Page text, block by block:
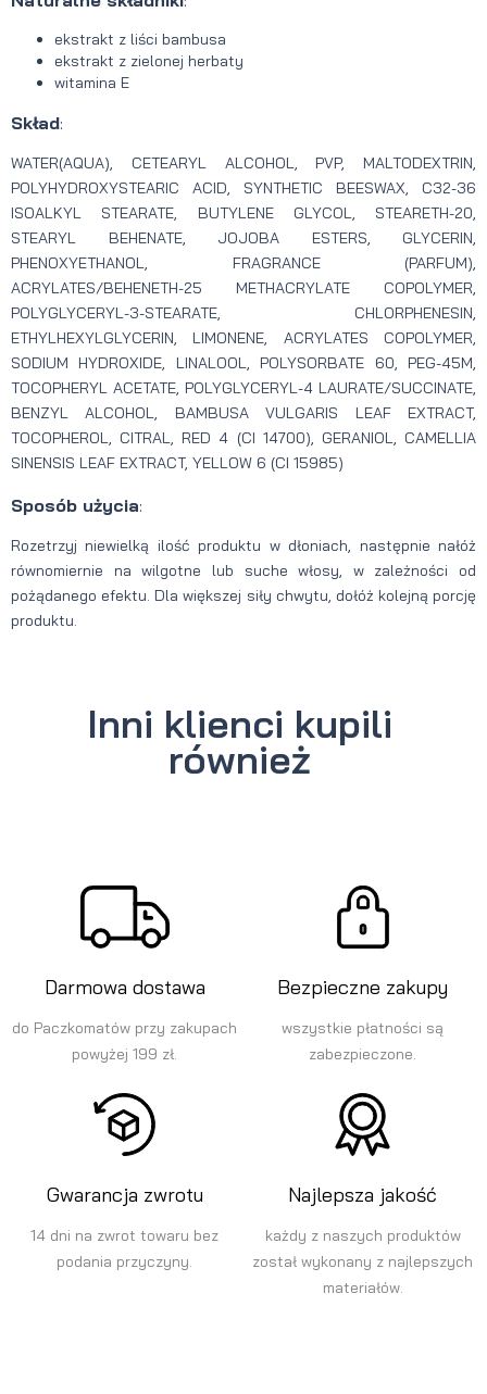
ekstrakt z liści bambusa
ekstrakt z zielonej herbaty
witamina E
Skład:
WATER(AQUA), CETEARYL ALCOHOL, PVP, MALTODEXTRIN,
POLYHYDROXYSTEARIC ACID, SYNTHETIC BEESWAX, C32-36
ISOALKYL STEARATE, BUTYLENE GLYCOL, STEARETH-20,
STEARYL BEHENATE, JOJOBA ESTERS, GLYCERIN,
PHENOXYETHANOL, FRAGRANCE (PARFUM),
ACRYLATES/BEHENETH-25 METHACRYLATE COPOLYMER,
POLYGLYCERYL-3-STEARATE, CHLORPHENESIN,
ETHYLHEXYLGLYCERIN, LIMONENE, ACRYLATES COPOLYMER,
SODIUM HYDROXIDE, LINALOOL, POLYSORBATE 60, PEG-45M,
TOCOPHERYL ACETATE, POLYGLYCERYL-4 LAURATE/SUCCINATE,
BENZYL ALCOHOL, BAMBUSA VULGARIS LEAF EXTRACT,
TOCOPHEROL, CITRAL, RED 4 (CI 14700), GERANIOL, CAMELLIA
SINENSIS LEAF EXTRACT, YELLOW 6 (CI 15985)
Sposób użycia:
Rozetrzyj niewielką ilość produktu w dłoniach, następnie nałóż
równomiernie na wilgotne lub suche włosy, w zależności od
pożądanego efektu. Dla większej siły chwytu, dołóż kolejną porcję
produktu.
Inni klienci kupili
również
Darmowa dostawa
do Paczkomatów przy zakupach
powyżej 199 zł.
Bezpieczne zakupy
wszystkie płatności są
zabezpieczone.
Gwarancja zwrotu
14 dni na zwrot towaru bez
podania przyczyny.
Najlepsza jakość
każdy z naszych produktów
został wykonany z najlepszych
materiałów.